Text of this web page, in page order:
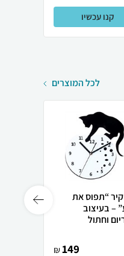
קנו עכשיו
לכל המוצרים
קיר “תפוס את
– בעיצוב
וחתול
149
₪